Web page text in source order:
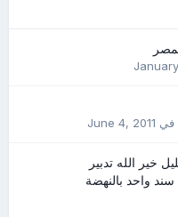
في June 4, 2011
خير الله تدبير
واحد بالنهضة